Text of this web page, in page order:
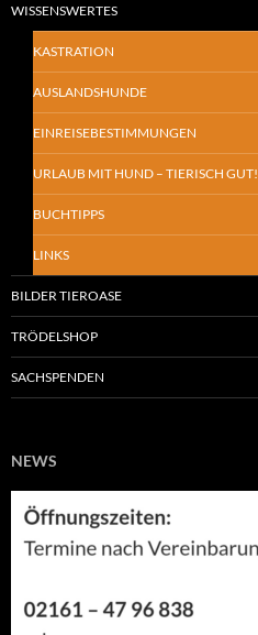
WISSENSWERTES
KASTRATION
AUSLANDSHUNDE
EINREISEBESTIMMUNGEN
URLAUB MIT HUND – TIERISCH GUT!
BUCHTIPPS
LINKS
BILDER TIEROASE
TRÖDELSHOP
SACHSPENDEN
NEWS